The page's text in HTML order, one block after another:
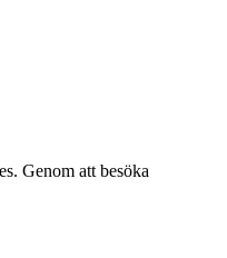
Genom att besöka